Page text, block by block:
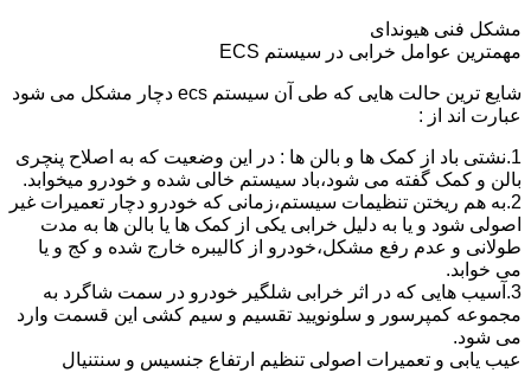
مشکل فنی هیوندای
مهمترین عوامل خرابی در سیستم ECS
شایع ترین حالت هایی که طی آن سیستم ecs دچار مشکل می شود
عبارت اند از :
1.نشتی باد از کمک ها و بالن ها : در این وضعیت که به اصلاح پنچری
بالن و کمک گفته می شود،باد سیستم خالی شده و خودرو میخوابد.
2.به هم ریختن تنظیمات سیستم،زمانی که خودرو دچار تعمیرات غیر
اصولی شود و یا به دلیل خرابی یکی از کمک ها یا بالن ها به مدت
طولانی و عدم رفع مشکل،خودرو از کالیبره خارج شده و کج و یا
می خوابد.
3.آسیب هایی که در اثر خرابی شلگیر خودرو در سمت شاگرد به
مجموعه کمپرسور و سلونویید تقسیم و سیم کشی این قسمت وارد
می شود.
عیب یابی و تعمیرات اصولی تنظیم ارتفاع جنسیس و سنتنیال